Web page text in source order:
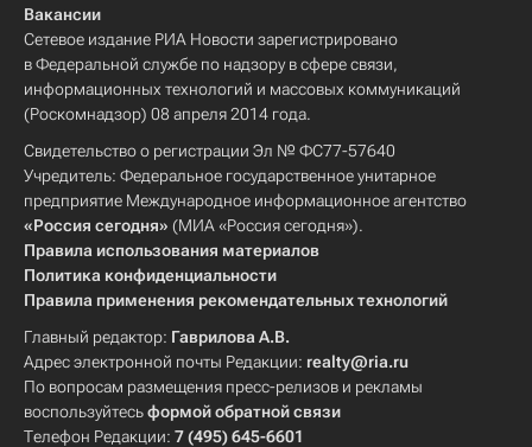
Вакансии
Сетевое издание РИА Новости зарегистрировано
в Федеральной службе по надзору в сфере связи,
информационных технологий и массовых коммуникаций
(Роскомнадзор) 08 апреля 2014 года.
Свидетельство о регистрации Эл № ФС77-57640
Учредитель: Федеральное государственное унитарное
предприятие Международное информационное агентство
«Россия сегодня» (МИА «Россия сегодня»).
Правила использования материалов
Политика конфиденциальности
Правила применения рекомендательных технологий
Главный редактор: Гаврилова А.В.
Адрес электронной почты Редакции: realty@ria.ru
По вопросам размещения пресс-релизов и рекламы
воспользуйтесьформой обратной связи
Телефон Редакции: 7 (495) 645-6601